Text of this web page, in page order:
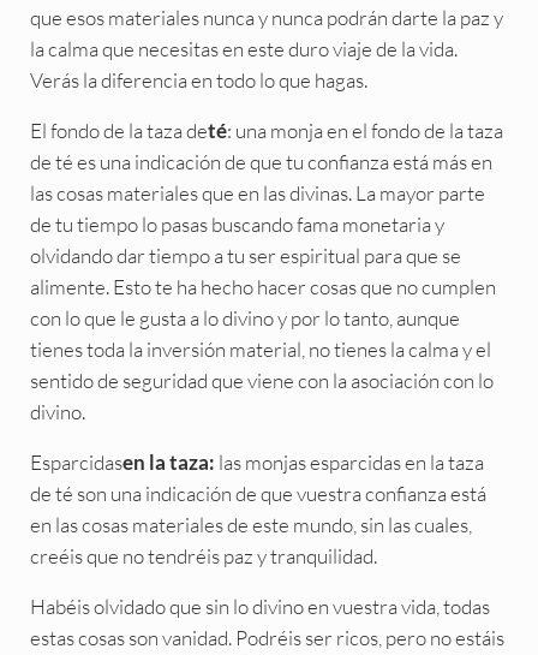
que esos materiales nunca y nunca podrán darte la paz y
la calma que necesitas en este duro viaje de la vida.
Verás la diferencia en todo lo que hagas.
El fondo de la taza deté: una monja en el fondo de la taza
de té es una indicación de que tu confianza está más en
las cosas materiales que en las divinas. La mayor parte
de tu tiempo lo pasas buscando fama monetaria y
olvidando dar tiempo a tu ser espiritual para que se
alimente. Esto te ha hecho hacer cosas que no cumplen
con lo que le gusta a lo divino y por lo tanto, aunque
tienes toda la inversión material, no tienes la calma y el
sentido de seguridad que viene con la asociación con lo
divino.
Esparcidasen la taza: las monjas esparcidas en la taza
de té son una indicación de que vuestra confianza está
en las cosas materiales de este mundo, sin las cuales,
creéis que no tendréis paz y tranquilidad.
Habéis olvidado que sin lo divino en vuestra vida, todas
estas cosas son vanidad. Podréis ser ricos, pero no estáis